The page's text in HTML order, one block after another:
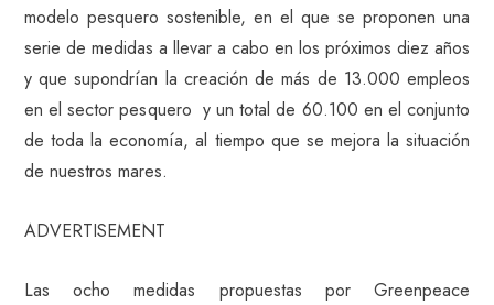
modelo pesquero sostenible, en el que se proponen una
serie de medidas a llevar a cabo en los próximos diez años
y que supondrían la creación de más de 13.000 empleos
en el sector pesquero y un total de 60.100 en el conjunto
de toda la economía, al tiempo que se mejora la situación
de nuestros mares.
ADVERTISEMENT
Las ocho medidas propuestas por Greenpeace